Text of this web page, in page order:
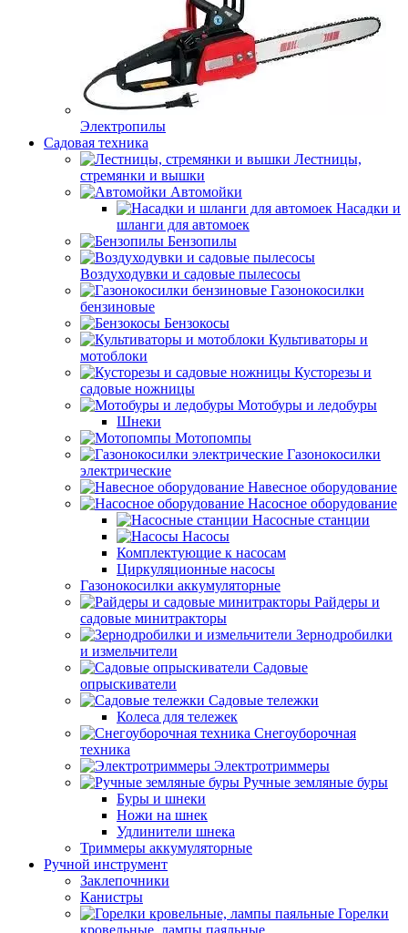
Электропилы
Садовая техника
Лестницы,
стремянки и вышки
Автомойки
Насадки и
шланги для автомоек
Бензопилы
Воздуходувки и садовые пылесосы
Газонокосилки
бензиновые
Бензокосы
Культиваторы и
мотоблоки
Кусторезы и
садовые ножницы
Мотобуры и ледобуры
Шнеки
Мотопомпы
Газонокосилки
электрические
Навесное оборудование
Насосное оборудование
Насосные станции
Насосы
Комплектующие к насосам
Циркуляционные насосы
Газонокосилки аккумуляторные
Райдеры и
садовые минитракторы
Зернодробилки
и измельчители
Садовые
опрыскиватели
Садовые тележки
Колеса для тележек
Снегоуборочная
техника
Электротриммеры
Ручные земляные буры
Буры и шнеки
Ножи на шнек
Удлинители шнека
Триммеры аккумуляторные
Ручной инструмент
Заклепочники
Канистры
Горелки
кровельные, лампы паяльные